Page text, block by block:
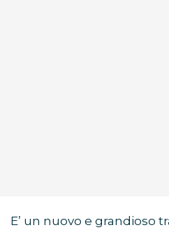
E’ un nuovo e grandioso